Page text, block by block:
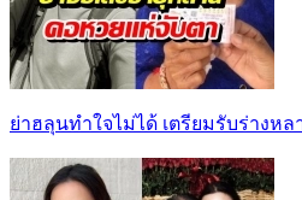
ย่าฮลุนทำใจไม่ได้ เตรียมรับร่างห